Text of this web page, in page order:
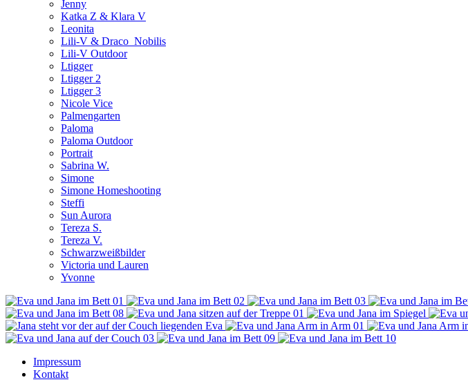
Jenny
Katka Z & Klara V
Leonita
Lili-V & Draco_Nobilis
Lili-V Outdoor
Ltigger
Ltigger 2
Ltigger 3
Nicole Vice
Palmengarten
Paloma
Paloma Outdoor
Portrait
Sabrina W.
Simone
Simone Homeshooting
Steffi
Sun Aurora
Tereza S.
Tereza V.
Schwarzweißbilder
Victoria und Lauren
Yvonne
Impressum
Kontakt